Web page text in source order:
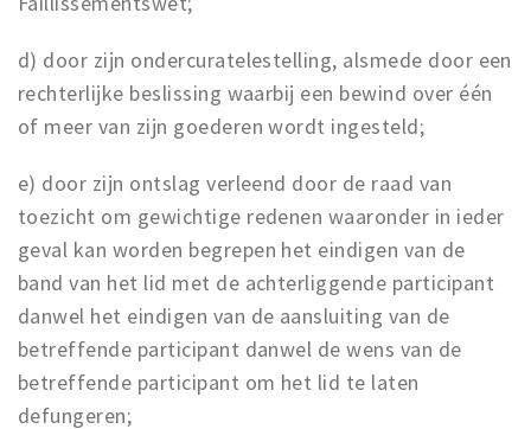
d) door zijn ondercuratelestelling, alsmede door een
rechterlijke beslissing waarbij een bewind over één
of meer van zijn goederen wordt ingesteld;
e) door zijn ontslag verleend door de raad van
toezicht om gewichtige redenen waaronder in ieder
geval kan worden begrepen het eindigen van de
band van het lid met de achterliggende participant
danwel het eindigen van de aansluiting van de
betreffende participant danwel de wens van de
betreffende participant om het lid te laten
defungeren;